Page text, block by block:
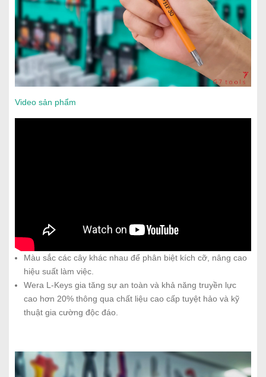
Video sản phẩm
Màu sắc các cây khác nhau để phân biệt kích cỡ, nâng cao
hiệu suất làm việc.
Wera L-Keys gia tăng sự an toàn và khả năng truyền lực
cao hơn 20% thông qua chất liệu cao cấp tuyệt hảo và kỹ
thuật gia cường độc đáo.